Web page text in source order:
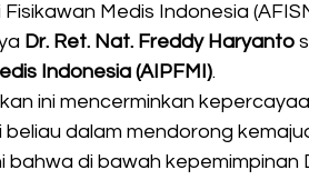
Fisikawan Medis Indonesia
Dr. Ret. Nat. Freddy Haryanto
Indonesia (AIPFMI).
ini mencerminkan
beliau dalam mendorong
bahwa di bawah